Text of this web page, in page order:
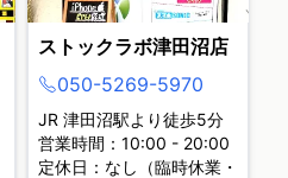
ストックラボ津田沼店
050-5269-5970
JR 津田沼駅より徒歩5分
営業時間：10:00 - 20:00
定休日：なし（臨時休業・